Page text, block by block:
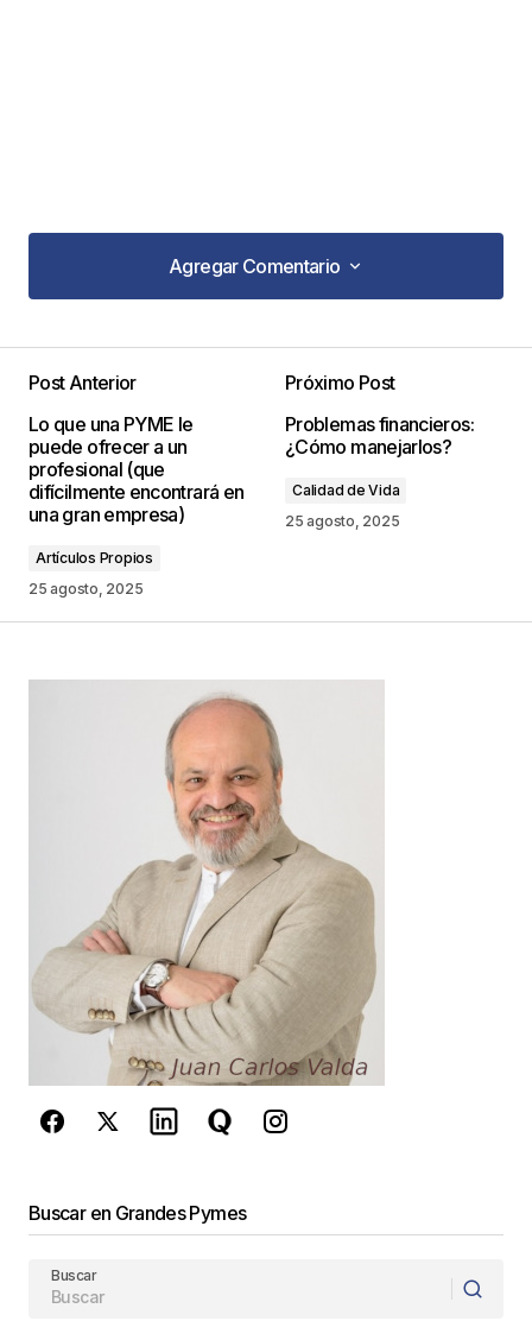
Agregar Comentario
Agregar Comentario
publicada. Los campos obligatorios están
marcados con
Comentario*
*
Guarda mi nombre, correo electrónico y web en
este navegador para la próxima vez que
Este sitio esta protegido por
reCAPTCHA y la
Política de
privacidady losTérminos del servicio
de Googlese aplican.
Enviar Comentario
Post Anterior
Lo que una PYME le
puede ofrecer a un
profesional (que
difícilmente encontrará en
una gran empresa)
Artículos Propios
25 agosto, 2025
Próximo Post
Problemas financieros:
¿Cómo manejarlos?
Calidad de Vida
25 agosto, 2025
Buscar en Grandes Pymes
Buscar